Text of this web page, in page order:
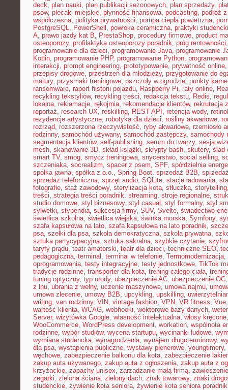
deck, plan nauki, plan publikacji sezonowych, plan sprzedaży,
psów, plecaki miejskie, płynność finansowa, podcasting, podróż
współczesna, polityka prywatności, pompa ciepła powietrzna,
PostgreSQL, PowerShell , powłoka ceramiczna, praktyki
A, prawo jazdy kat B, PrestaShop, procedury firmowe, product
osteoporozy, profilaktyka osteoporozy poradnik, próg rentowności
programowanie dla dzieci, programowanie Java, programowanie
Kotlin, programowanie PHP, programowanie Python,
interakcji, prompt engineering, prototypowanie, prywatność online
przepisy drogowe, przestrzeń dla młodzieży, przygotowanie do
matury, przysmaki treningowe, pszczoły w ogrodzie, punkty karne
ransomware, raport historii pojazdu, Raspberry Pi, raty online,
recykling tekstyliów, recykling treści, redakcja tekstu, Redis,
lokalna, reklamacje, rękojmia, rekomendacje klientów, rekrutacja
reportaż, research UX, reskilling, REST API , retencja wody, retinol
rezydencje artystyczne, robotyka dla dzieci, rośliny akwariowe,
rozrząd, rozszerzona rzeczywistość, ryby akwariowe, rzemiosło
rodzinny, samochód używany, samochód zastępczy, samochody
segmentacja klientów, self-publishing, serum do twarzy, sesja
mesh, skanowanie 3D, skład książki, skrypty bash, skutery, ślad
smart TV, smog, smycz treningowa, snycerstwo, social selling,
szczeniaka, socrealizm, spacer z psem, SPF, spółdzielnia
spółka jawna, spółka z o.o., Spring Boot, sprzedaż B2B,
sprzedaż telefoniczna, sprzęt audio, SQLite, stacje ładowania,
fotografie, staż zawodowy, sterylizacja kota, stłuczka, storytelling
treści, strategia treści poradnik, streaming, stroje regionalne,
studio domowe, styl biznesowy, styl casual , styl formalny, styl
sylwetki, stypendia, sukcesja firmy, SUV, Svelte, świadectwo
świetlica szkolna, świetlica wiejska, świnka morska, Symfony,
szafa kapsułowa na lato, szafa kapsułowa na lato poradnik,
psa, szelki dla psa, szkoła demokratyczna, szkoła prywatna,
sztuka partycypacyjna, sztuka sakralna, szybkie czytanie,
taryfy prądu, teatr amatorski, teatr dla dzieci, techniczne SEO,
pedagogiczna, terminal , terminal w telefonie, Termomodernizacja,
oprogramowania, testy integracyjne, testy jednostkowe, TikTok
tradycje rodzinne, transporter dla kota, trening całego ciała,
tuning optyczny, typ urody, ubezpieczenie AC, ubezpieczenie OC
z lnu, ubrania z wełny, uczenie maszynowe, umowa najmu,
umowa zlecenie, umowy B2B, upcykling, upskilling,
writing, van rodzinny, VIN, vintage fashion, VPN, VR fitness, Vue
wartość klienta, WCAG, webhooki, wektorowe bazy danych,
Server, wizytówka Google, własność intelektualna, włosy kręcone
WooCommerce, WordPress development, workation, wspólnota
rodzinne, wybór studiów, wycena startupu, wycinanki ludowe,
wymiana studencka, wynagrodzenia, wynajem długoterminowy,
dla psa, wystąpienia publiczne, wystawy plenerowe, youngtimery,
węchowe, zabezpieczenie balkonu dla kota, zabezpieczenie
zakup auta używanego, zakup auta z ogłoszenia, zakup auta z
krzyżackie, zapachy unisex, zarządzanie małą firmą, zawieszenie
zegarki, zielona ściana, zielony dach, znak towarowy, znaki
studenckie, żywienie kota seniora, żywienie kota seniora poradnik